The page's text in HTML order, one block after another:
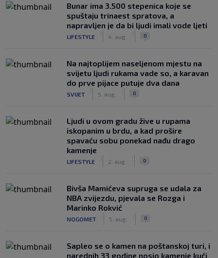
Bunar imа 3.500 stepenica koje se
spuštaju trinaest spratova, a
napravljen je da bi ljudi imali vode ljeti
LIFESTYLE 4. aug. 0
Na najtoplijem naseljenom mjestu na
svijetu ljudi rukama vade so, a karavan
do prve pijace putuje dva dana
SVIJET 5. aug. 0
Ljudi u ovom gradu žive u rupama
iskopanim u brdu, a kad prošire
spavaću sobu ponekad nađu drago
kamenje
LIFESTYLE 2. aug. 0
Bivša Mamićeva supruga se udala za
NBA zvijezdu, pjevala se Rozga i
Marinko Rokvić
NOGOMET 5. aug. 0
Saplео se o kamen na poštanskoj turi, i
narednih 33 godine nosio kamenje kući